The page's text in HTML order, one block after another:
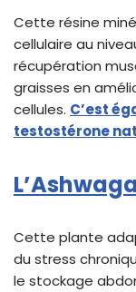
Cette résine
cellulaire au
récupération
graisses en
cellules. C’est
testostérone
Cette plante
du stress
le stockage